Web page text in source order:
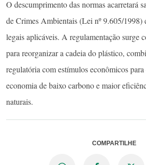
O descumprimento das normas acarretará
de Crimes Ambientais (Lei nº 9.605/1998)
legais aplicáveis. A regulamentação surge
para reorganizar a cadeia do plástico,
regulatória com estímulos econômicos
economia de baixo carbono e maior
naturais.
COMPARTILHE